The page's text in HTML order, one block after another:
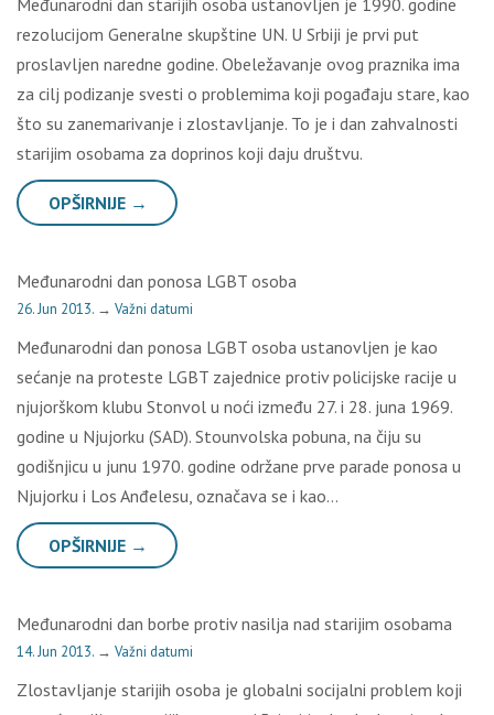
Međunarodni dan starijih osoba ustanovljen je 1990. godine
rezolucijom Generalne skupštine UN. U Srbiji je prvi put
proslavljen naredne godine. Obeležavanje ovog praznika ima
za cilj podizanje svesti o problemima koji pogađaju stare, kao
što su zanemarivanje i zlostavljanje. To je i dan zahvalnosti
starijim osobama za doprinos koji daju društvu.
OPŠIRNIJE →
Međunarodni dan ponosa LGBT osoba
26. Jun 2013. → Važni datumi
Međunarodni dan ponosa LGBT osoba ustanovljen je kao
sećanje na proteste LGBT zajednice protiv policijske racije u
njujorškom klubu Stonvol u noći između 27. i 28. juna 1969.
godine u Njujorku (SAD). Stounvolska pobuna, na čiju su
godišnjicu u junu 1970. godine održane prve parade ponosa u
Njujorku i Los Anđelesu, označava se i kao…
OPŠIRNIJE →
Međunarodni dan borbe protiv nasilja nad starijim osobama
14. Jun 2013. → Važni datumi
Zlostavljanje starijih osoba je globalni socijalni problem koji